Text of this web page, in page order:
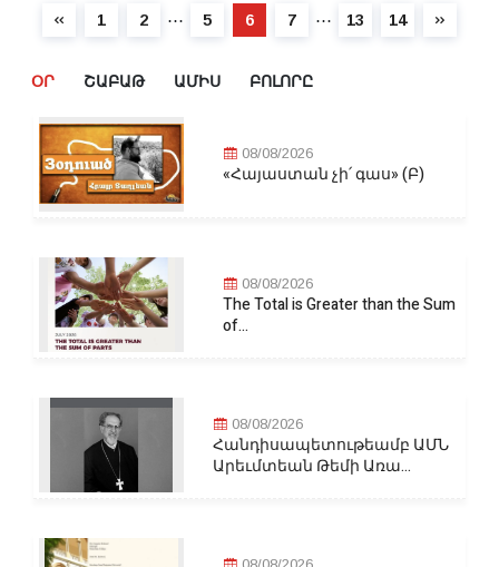
1 2 ⋯ 5 6 7 ⋯ 13 14
ՕՐ ՇԱԲԱԹ ԱՄԻՍ ԲՈԼՈՐԸ
08/08/2026
«Հայաստան չի՛ գաս» (Բ)
08/08/2026
The Total is Greater than the Sum
of...
08/08/2026
Հանդիսապետութեամբ ԱՄՆ
Արեւմտեան Թեմի Առա...